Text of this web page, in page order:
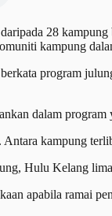
28 kampung
kampung
program
dalam
kampung
Hulu Kelang
apabila ramai